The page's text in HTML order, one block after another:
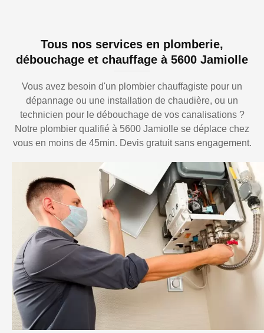
Tous nos services en plomberie,
débouchage et chauffage à 5600 Jamiolle
Vous avez besoin d'un plombier chauffagiste pour un
dépannage ou une installation de chaudière, ou un
technicien pour le débouchage de vos canalisations ?
Notre plombier qualifié à 5600 Jamiolle se déplace chez
vous en moins de 45min. Devis gratuit sans engagement.